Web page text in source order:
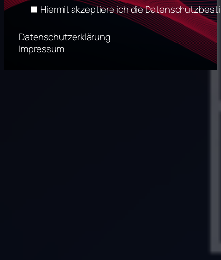
Hiermit akzeptiere ich die
Datenschutzerklärung
Impressum